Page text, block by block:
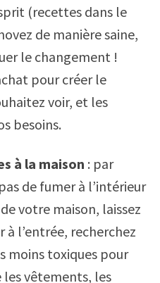
(recettes dans le
de manière saine,
le changement !
pour créer le
voir, et les
besoins.
à la maison : par
de fumer à l’intérieur
votre maison, laissez
à l’entrée, recherchez
moins toxiques pour
les vêtements, les